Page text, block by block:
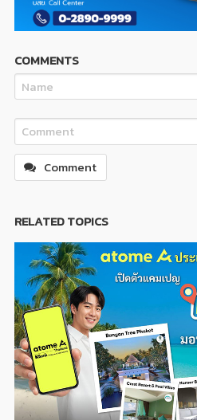
COMMENTS
Comment
RELATED TOPICS